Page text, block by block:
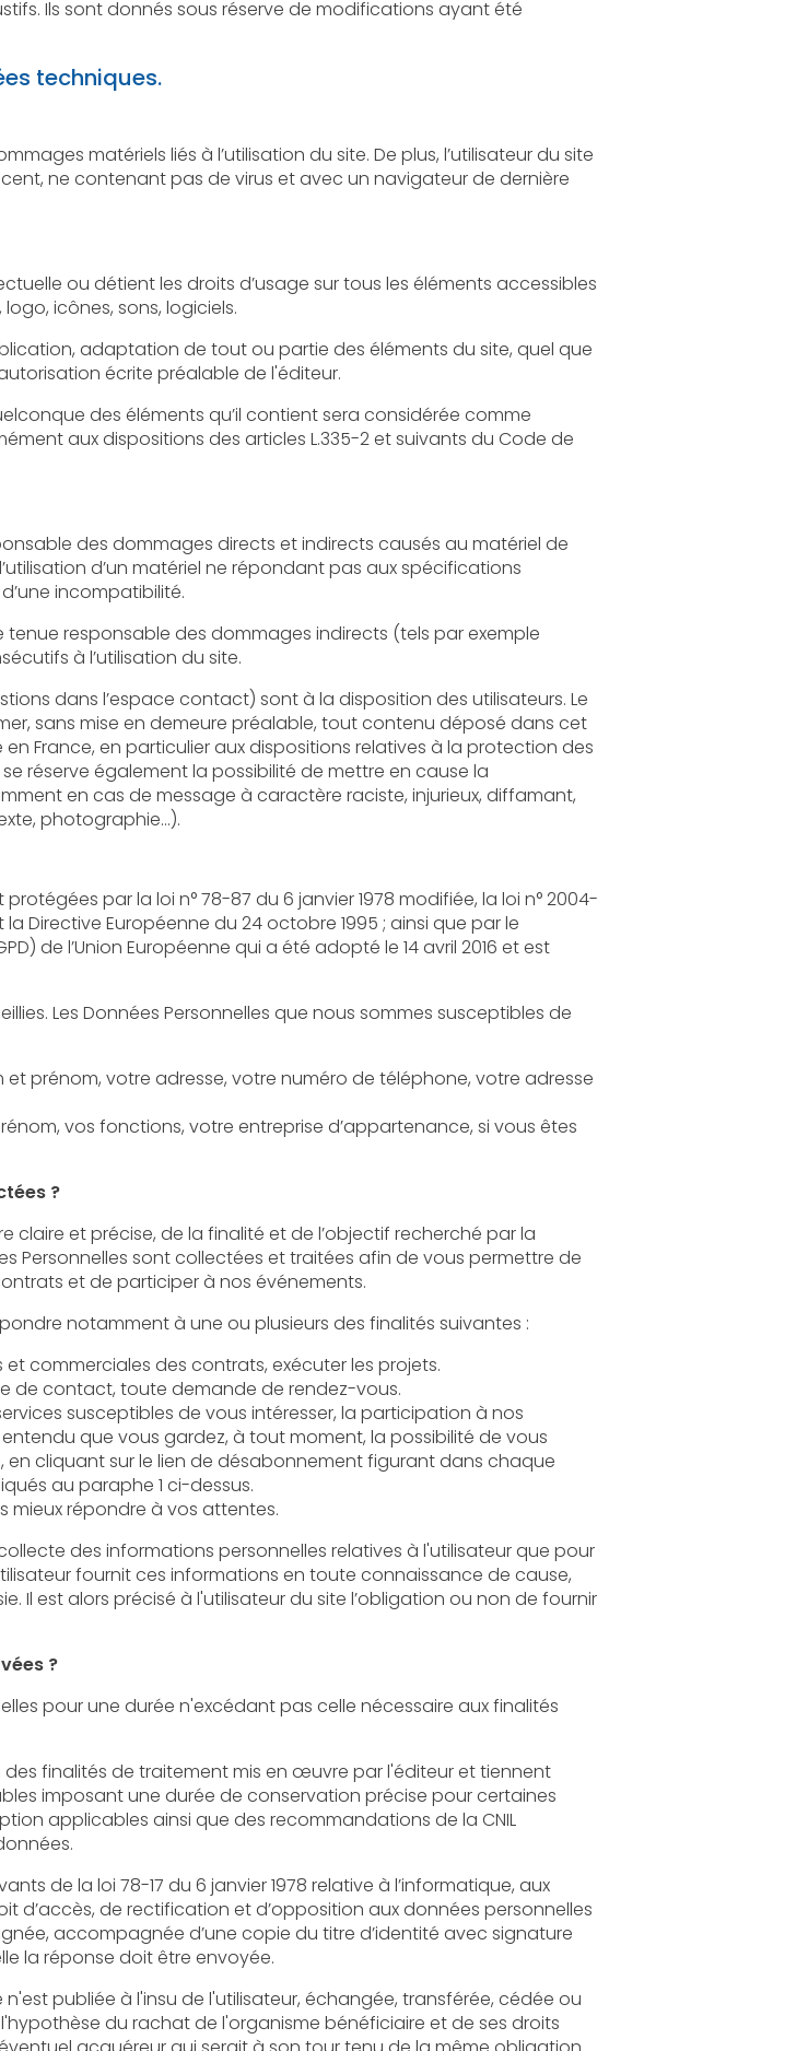
réserve de modifications ayant été
techniques.
à l’utilisation du site. De plus, l’utilisateur du site
et avec un navigateur de dernière
sur tous les éléments accessibles
sur le site, notamment les textes, images, graphismes, logo, icônes, sons, logiciels.
de tout ou partie des éléments du site, quel que
soit le moyen ou le procédé utilisé, est interdite, sauf autorisation écrite préalable de l'éditeur.
éléments qu’il contient sera considérée comme
des articles L.335-2 et suivants du Code de
directs et indirects causés au matériel de
ne répondant pas aux spécifications
incompatibilité.
des dommages indirects (tels par exemple
à l’utilisation du site.
sont à la disposition des utilisateurs. Le
contenu déposé dans cet
à la protection des
la
que soit le support utilisé (texte, photographie…).
loi n° 78-87 du 6 janvier 1978 modifiée, la loi n° 2004-
du 24 octobre 1995 ; ainsi que par le
qui a été adopté le 14 avril 2016 et est
que nous sommes susceptibles de
votre numéro de téléphone, votre adresse
votre entreprise d’appartenance, si vous êtes
?
de la finalité et de l’objectif recherché par la
et traitées afin de vous permettre de
bénéficier de nos offres de services, d’exécuter nos contrats et de participer à nos événements.
Le Traitement de vos Données Personnelles tend à répondre notamment à une ou plusieurs des finalités suivantes :
Permettre l’exécution et la gestion administratives et commerciales des contrats, exécuter les projets.
de contact, toute demande de rendez-vous.
de vous intéresser, la participation à nos
vous gardez, à tout moment, la possibilité de vous
le lien de désabonnement figurant dans chaque
au paraphe 1 ci-dessus.
mieux répondre à vos attentes.
personnelles relatives à l'utilisateur que pour
toute connaissance de cause,
ou non de fournir
?
n'excédant pas celle nécessaire aux finalités
de traitement mis en œuvre par l'éditeur et tiennent
conservation précise pour certaines
des recommandations de la CNIL
du 6 janvier 1978 relative à l’informatique, aux
données personnelles
signature
la pièce, en précisant l’adresse à laquelle la réponse doit être envoyée.
l'utilisateur, échangée, transférée, cédée ou
bénéficiaire et de ses droits